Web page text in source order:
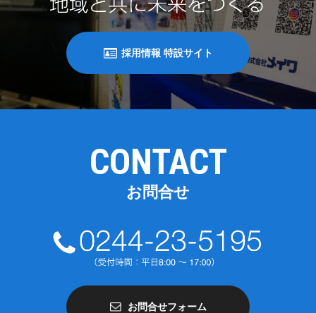
採用情報 特設サイト
CONTACT
お問合せ
お問合せフォーム